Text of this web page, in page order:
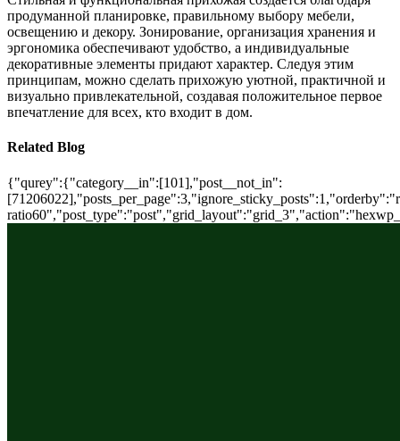
продуманной планировке, правильному выбору мебели,
освещению и декору. Зонирование, организация хранения и
эргономика обеспечивают удобство, а индивидуальные
декоративные элементы придают характер. Следуя этим
принципам, можно сделать прихожую уютной, практичной и
визуально привлекательной, создавая положительное первое
впечатление для всех, кто входит в дом.
Related Blog
{"qurey":{"category__in":[101],"post__not_in":